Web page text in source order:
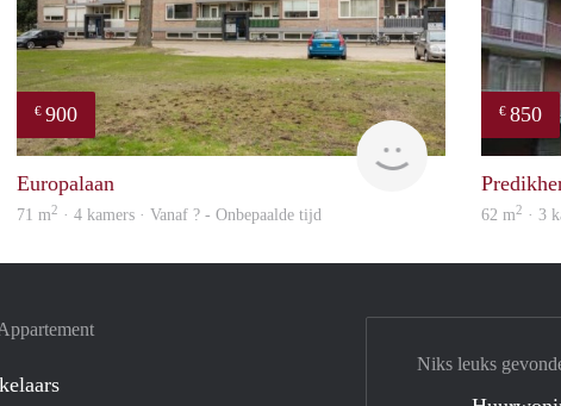
€ 900
finder
Europalaan
71 m2 · 4 kamers · Vanaf ? - Onbepaalde tijd
€ 850
62 m2 · 3
Niks leuks